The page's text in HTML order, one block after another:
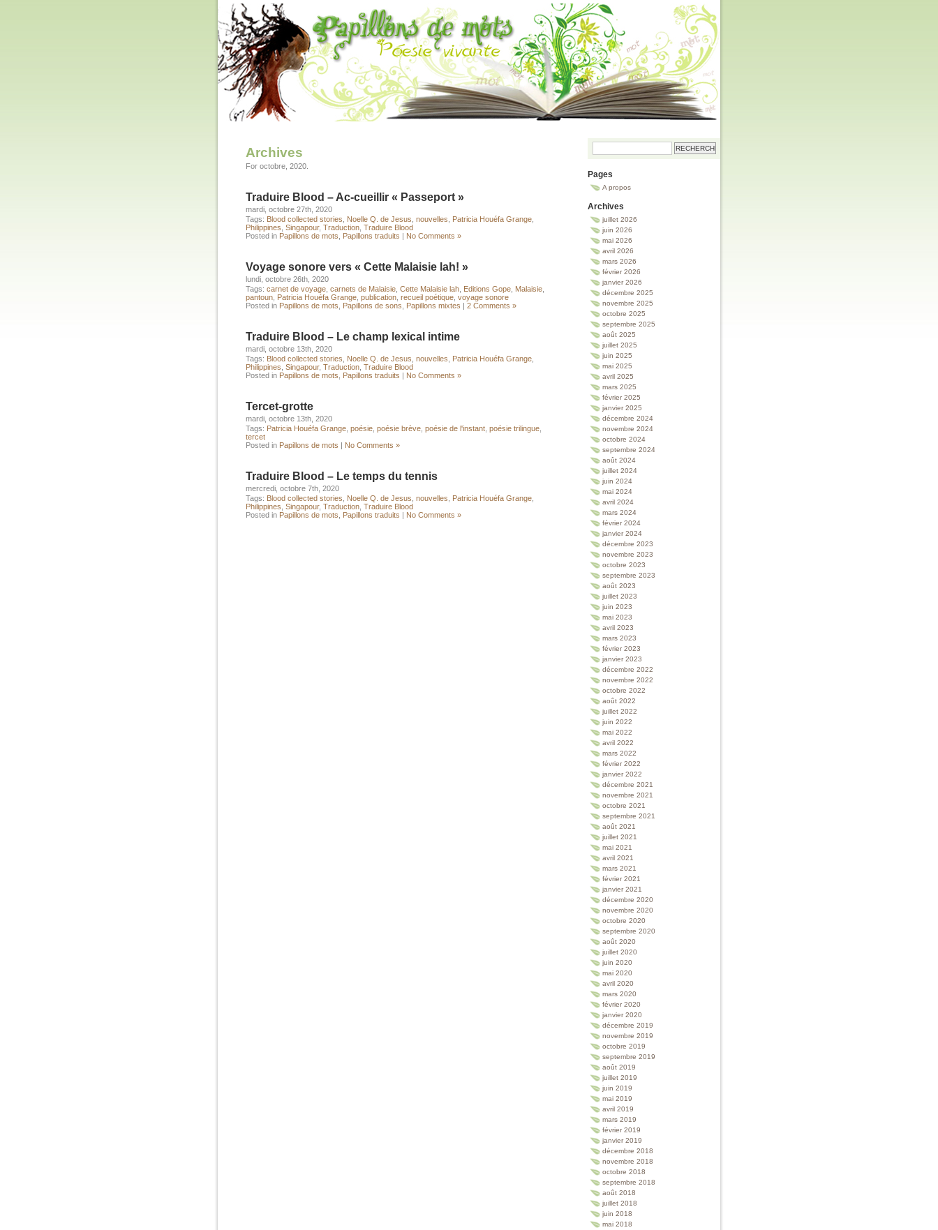
Archives
For octobre, 2020.
Traduire Blood – Ac-cueillir « Passeport »
mardi, octobre 27th, 2020
Tags: Blood collected stories Noelle Q. de Jesus nouvelles Patricia Houéfa Grange
Philippines Singapour, Traduction Traduire Blood
Posted in Papillons de mots Papillons traduits | No Comments »
Voyage sonore vers « Cette Malaisie lah! »
lundi, octobre 26th, 2020
Tags: carnet de voyage carnets de Malaisie Cette Malaisie lah Editions Gope Malaisie
pantoun Patricia Houéfa Grange publication recueil poétique voyage sonore
Posted in Papillons de mots Papillons de sons Papillons mixtes | 2 Comments »
Traduire Blood – Le champ lexical intime
mardi, octobre 13th, 2020
Tags: Blood collected stories Noelle Q. de Jesus nouvelles Patricia Houéfa Grange
Philippines Singapour, Traduction Traduire Blood
Posted in Papillons de mots Papillons traduits | No Comments »
Tercet-grotte
mardi, octobre 13th, 2020
Tags: Patricia Houéfa Grange poésie poésie brève poésie de l'instant poésie trilingue
tercet
Posted in Papillons de mots | No Comments »
Traduire Blood – Le temps du tennis
mercredi, octobre 7th, 2020
Tags: Blood collected stories Noelle Q. de Jesus nouvelles Patricia Houéfa Grange
Philippines Singapour, Traduction Traduire Blood
Posted in Papillons de mots Papillons traduits | No Comments »
Pages
A propos
Archives
juillet 2026
juin 2026
mai 2026
avril 2026
mars 2026
février 2026
janvier 2026
décembre 2025
novembre 2025
octobre 2025
septembre 2025
août 2025
juillet 2025
juin 2025
mai 2025
avril 2025
mars 2025
février 2025
janvier 2025
décembre 2024
novembre 2024
octobre 2024
septembre 2024
août 2024
juillet 2024
juin 2024
mai 2024
avril 2024
mars 2024
février 2024
janvier 2024
décembre 2023
novembre 2023
octobre 2023
septembre 2023
août 2023
juillet 2023
juin 2023
mai 2023
avril 2023
mars 2023
février 2023
janvier 2023
décembre 2022
novembre 2022
octobre 2022
août 2022
juillet 2022
juin 2022
mai 2022
avril 2022
mars 2022
février 2022
janvier 2022
décembre 2021
novembre 2021
octobre 2021
septembre 2021
août 2021
juillet 2021
mai 2021
avril 2021
mars 2021
février 2021
janvier 2021
décembre 2020
novembre 2020
octobre 2020
septembre 2020
août 2020
juillet 2020
juin 2020
mai 2020
avril 2020
mars 2020
février 2020
janvier 2020
décembre 2019
novembre 2019
octobre 2019
septembre 2019
août 2019
juillet 2019
juin 2019
mai 2019
avril 2019
mars 2019
février 2019
janvier 2019
décembre 2018
novembre 2018
octobre 2018
septembre 2018
août 2018
juillet 2018
juin 2018
mai 2018